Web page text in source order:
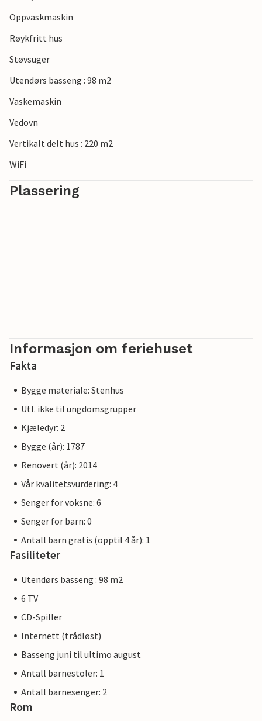
Oppvaskmaskin
Røykfritt hus
Støvsuger
Utendørs basseng : 98 m2
Vaskemaskin
Vedovn
Vertikalt delt hus : 220 m2
WiFi
Plassering
Informasjon om feriehuset
Fakta
Bygge materiale: Stenhus
Utl. ikke til ungdomsgrupper
Kjæledyr: 2
Bygge (år): 1787
Renovert (år): 2014
Vår kvalitetsvurdering: 4
Senger for voksne: 6
Senger for barn: 0
Antall barn gratis (opptil 4 år): 1
Fasiliteter
Utendørs basseng : 98 m2
6 TV
CD-Spiller
Internett (trådløst)
Basseng juni til ultimo august
Antall barnestoler: 1
Antall barnesenger: 2
Rom